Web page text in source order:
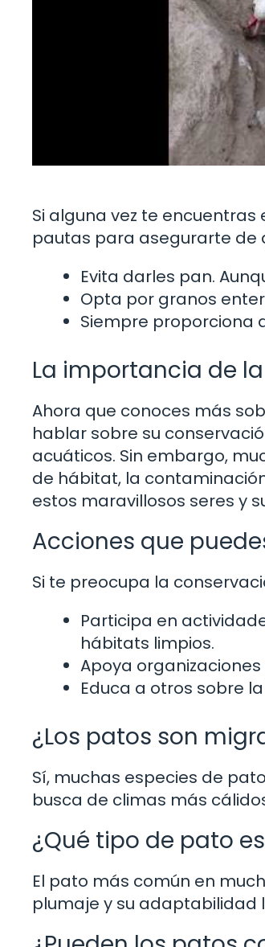
Si alguna vez te
pautas para asegurarte de
Evita darles pan.
Opta por granos
Siempre proporciona
La importancia de
Ahora que conoces más
hablar sobre su
acuáticos. Sin embargo,
de hábitat, la
estos maravillosos seres y
Acciones que
Si te preocupa la
Participa en
hábitats limpios.
Apoya
Educa a otros sobre
¿Los patos son
Sí, muchas especies de
busca de climas más
¿Qué tipo de pato
El pato más común en
plumaje y su adaptabilidad